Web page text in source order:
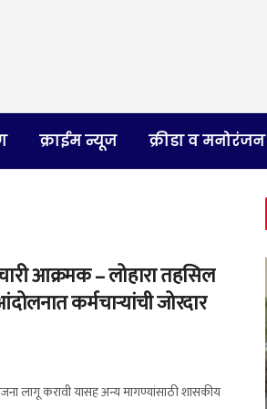
क्राईम न्यूज क्रीडा व मनोरंजन
आक्रमक – लोहारा तहसिल
कर्मचाऱ्यांची जोरदार
लागू करावी यासह अन्य मागण्यांसाठी शासकीय